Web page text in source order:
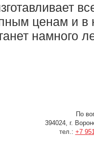
ценам и в
намного
По
394024, г.
тел.: +7